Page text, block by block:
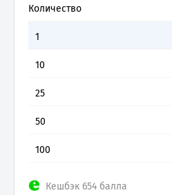
Количество
1
10
25
50
100
Кешбэк 654 балла